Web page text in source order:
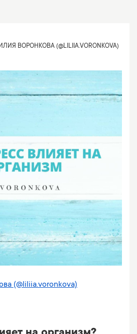
ВОРОНКОВА (@LILIIA.VORONKOVA)
(@liliia.voronkova)